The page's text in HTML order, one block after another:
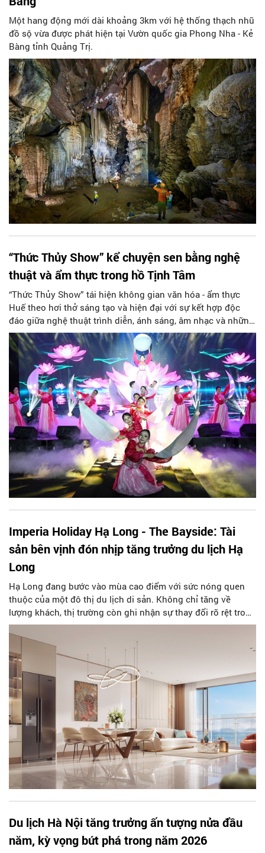
Một hang động mới dài khoảng 3km với hệ thống thạch nhũ
đồ sộ vừa được phát hiện tại Vườn quốc gia Phong Nha - Kẻ
Bàng tỉnh Quảng Trị.
“Thức Thủy Show” kể chuyện sen bằng nghệ
thuật và ẩm thực trong hồ Tịnh Tâm
“Thức Thủy Show” tái hiện không gian văn hóa - ẩm thực
Huế theo hơi thở sáng tạo và hiện đại với sự kết hợp độc
đáo giữa nghệ thuật trình diễn, ánh sáng, âm nhạc và những
món ăn được chế biến từ sen.
Imperia Holiday Hạ Long - The Bayside: Tài
sản bên vịnh đón nhịp tăng trưởng du lịch Hạ
Long
Hạ Long đang bước vào mùa cao điểm với sức nóng quen
thuộc của một đô thị du lịch di sản. Không chỉ tăng về
lượng khách, thị trường còn ghi nhận sự thay đổi rõ rệt trong
cách du khách lựa chọn nơi lưu trú. Các gia đình đa thế hệ,
nhóm khách nghỉ dưỡng dài ngày, khách có khả năng chi trả
cao,… ngày càng ưu tiên những không gian rộng thoáng,
tầm nhìn đẹp, tiện nghi linh hoạt và có thể mang lại cảm
giác nghỉ dưỡng trọn vẹn hơn phòng khách sạn truyền
thống.
Du lịch Hà Nội tăng trưởng ấn tượng nửa đầu
năm, kỳ vọng bứt phá trong năm 2026